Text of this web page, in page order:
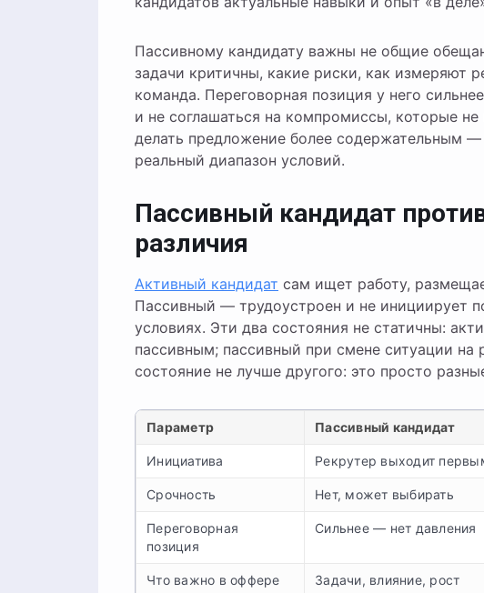
Пассивному кандидату важны не общие
задачи критичны, какие риски, как измеряют
команда. Переговорная позиция у него
и не соглашаться на компромиссы, которые
делать предложение более содержательным —
реальный диапазон условий.
Пассивный кандидат
различия
Активный кандидат сам ищет работу,
Пассивный — трудоустроен и не инициирует
условиях. Эти два состояния не статичны:
пассивным; пассивный при смене ситуации
состояние не лучше другого: это просто
Параметр Пассивный кандидат
Инициатива Рекрутер выходит
Срочность Нет, может выбирать
Переговорная
позиция
Сильнее — нет давления
Что важно в оффере Задачи, влияние, рост